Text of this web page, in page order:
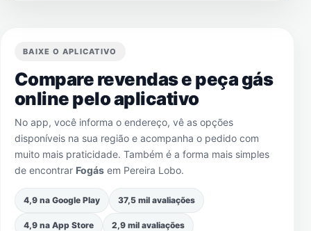
BAIXE O APLICATIVO
Compare revendas e peça gás
online pelo aplicativo
No app, você informa o endereço, vê as opções
disponíveis na sua região e acompanha o pedido com
muito mais praticidade. Também é a forma mais simples
de encontrar Fogás em Pereira Lobo.
4,9 na Google Play 37,5 mil avaliações
4,9 na App Store 2,9 mil avaliações